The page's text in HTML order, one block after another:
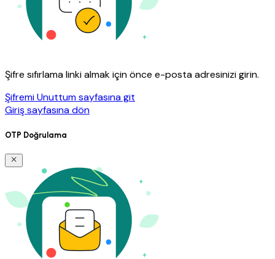
Şifre sıfırlama linki almak için önce e-posta adresinizi girin.
Şifremi Unuttum sayfasına git
Giriş sayfasına dön
OTP Doğrulama